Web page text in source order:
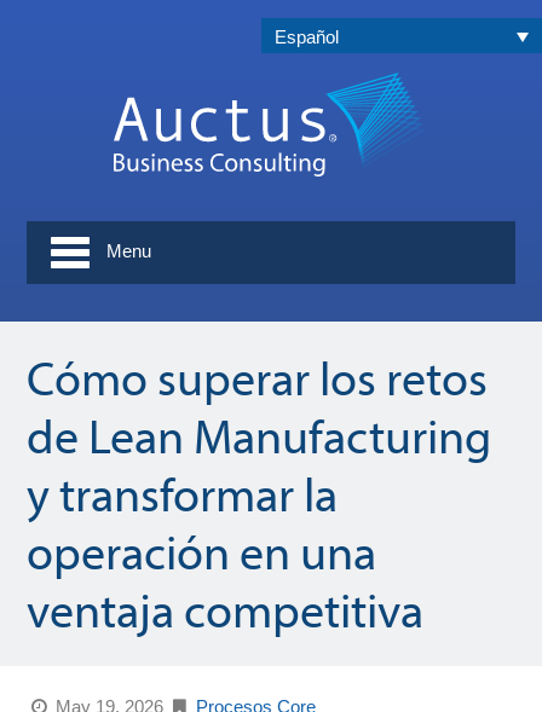
Español
Menu
Cómo superar los retos
de Lean Manufacturing
y transformar la
operación en una
ventaja competitiva
May 19, 2026 Procesos Core